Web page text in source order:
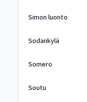
Simon luonto
Sodankylä
Somero
Soutu